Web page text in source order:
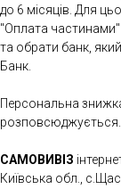
до 6 місяців. Для
"Оплата частинами"
та обрати банк,
Банк.
Персональна
розповсюджується.
САМОВИВІЗ
Київська обл.,